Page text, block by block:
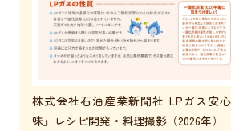
株式会社石油産業新聞社 LPガス安
味』レシピ開発・料理撮影（2026年）